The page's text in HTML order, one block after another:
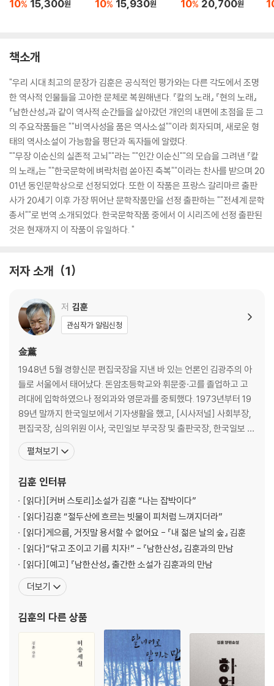
10% 15,300원 10% 15,930원 10% 20,700원
책소개
"우리 시대 최고의 문장가 김훈은 공식적인 평가와는 다른 각도에서 조명
한 역사적 인물들을 고아한 문체로 복원해낸다. 『칼의 노래』 『현의 노래』
『남한산성』과 같이 역사적 순간들을 살아갔던 개인의 내면에 초점을 둔 그
의 주요작품들은 ""비역사성을 품은 역사소설""이라 회자되며, 새로운 형
태의 역사소설이 가능함을 평단과 독자들에 알렸다.
""무장 이순신의 실존적 고뇌""라는 ""인간 이순신""의 모습을 그려낸 『칼
의 노래』는 ""한국문학에 벼락처럼 쏟아진 축복""이라는 찬사를 받으며 20
01년 동인문학상으로 선정되었다. 또한 이 작품은 프랑스 갈리마르 출판
사가 20세기 이후 가장 뛰어난 문학작품만을 선정 출판하는 ""전세계 문학
총서""로 번역 소개되었다. 한국문학작품 중에서 이 시리즈에 선정 출판된
것은 현재까지 이 작품이 유일하다. "
저자 소개 1
저 김훈
관심작가 알림신청
金薰
1948년 5월 경향신문 편집국장을 지낸 바 있는 언론인 김광주의 아
들로 서울에서 태어났다. 돈암초등학교와 휘문중·고를 졸업하고 고
려대에 입학하였으나 정외과와 영문과를 중퇴했다. 1973년부터 19
89년 말까지 한국일보에서 기자생활을 했고, [시사저널] 사회부장,
편집국장, 심의위원 이사, 국민일보 부국장 및 출판국장, 한국일보 편
집위원, 한겨레신문 사회부 부국장급으로 재직하였으며 2004년 이
래로 전업작가로 활동하고 있다. 1986년 [한국일보] 재직 당시 3년
저)으로 해박한 문학적 지식과 유려한 문체로
펼쳐보기
김훈 인터뷰
[읽다] [커버 스토리]소설가 김훈 “나는 잡박이다”
[읽다]김훈 “절두산에 흐르는 빗물이 피처럼 느껴지더라”
[읽다]게으름, 거짓말 용서할 수 없어요 - 『내 젊은 날의 숲』 김훈
[읽다]“닦고 조이고 기름 치자!” - 『남한산성』 김훈과의 만남
[읽다] [예고] 『남한산성』 출간한 소설가 김훈과의 만남
더보기
김훈의 다른 상품